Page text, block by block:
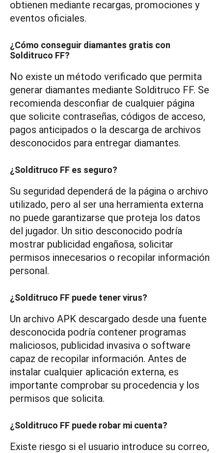
obtienen mediante recargas, promociones y
eventos oficiales.
¿Cómo conseguir diamantes gratis con
Solditruco FF?
No existe un método verificado que permita
generar diamantes mediante Solditruco FF. Se
recomienda desconfiar de cualquier página
que solicite contraseñas, códigos de acceso,
pagos anticipados o la descarga de archivos
desconocidos para entregar diamantes.
¿Solditruco FF es seguro?
Su seguridad dependerá de la página o archivo
utilizado, pero al ser una herramienta externa
no puede garantizarse que proteja los datos
del jugador. Un sitio desconocido podría
mostrar publicidad engañosa, solicitar
permisos innecesarios o recopilar información
personal.
¿Solditruco FF puede tener virus?
Un archivo APK descargado desde una fuente
desconocida podría contener programas
maliciosos, publicidad invasiva o software
capaz de recopilar información. Antes de
instalar cualquier aplicación externa, es
importante comprobar su procedencia y los
permisos que solicita.
¿Solditruco FF puede robar mi cuenta?
Existe riesgo si el usuario introduce su correo,